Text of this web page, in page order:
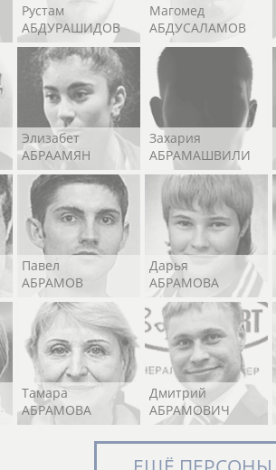
Рустам
АБДУРАШИДОВ
Магомед
АБДУСАЛАМОВ
Элизабет
АБРААМЯН
Захария
АБРАМАШВИЛИ
Павел
АБРАМОВ
Дарья
АБРАМОВА
Тамара
АБРАМОВА
Дмитрий
АБРАМОВИЧ